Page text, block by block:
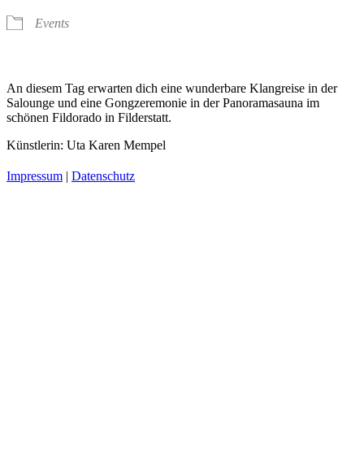
Events
An diesem Tag erwarten dich eine wunderbare Klangreise in der
Salounge und eine Gongzeremonie in der Panoramasauna im
schönen Fildorado in Filderstatt.
Künstlerin: Uta Karen Mempel
Impressum | Datenschutz